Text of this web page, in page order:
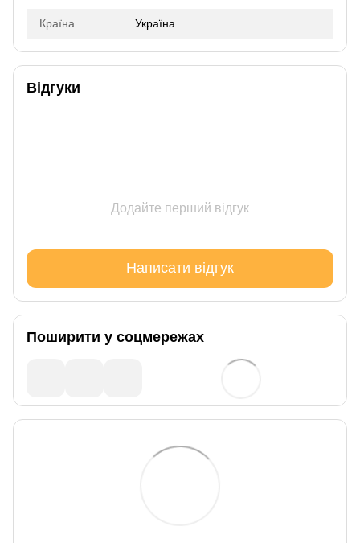
Країна Україна
Відгуки
Додайте перший відгук
Написати відгук
Поширити у соцмережах